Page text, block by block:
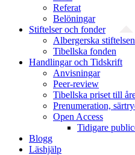
Referat
Belöningar
Stiftelser och fonder
Albergerska stiftelsen
Tibellska fonden
Handlingar och Tidskrift
Anvisningar
Peer-review
Tibellska priset till
Prenumeration,
Open Access
Tidigare
Blogg
Läshjälp